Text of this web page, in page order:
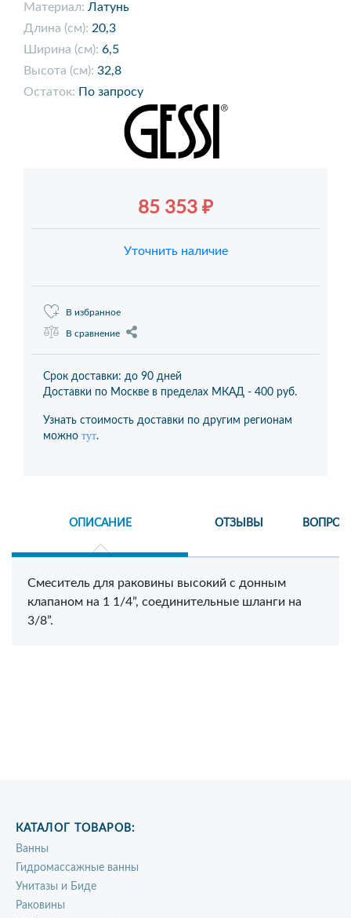
Материал: Латунь
Длина (см): 20,3
Ширина (см): 6,5
Высота (см): 32,8
Остаток: По запросу
85 353 ₽
Уточнить наличие
В избранное
В сравнение
Срок доставки: до 90 дней
Доставки по Москве в пределах МКАД - 400 руб.
Узнать стоимость доставки по другим регионам
можно тут.
ОПИСАНИЕ ОТЗЫВЫ
Смеситель для раковины высокий с донным
клапаном на 1 1/4”, соединительные шланги на
3/8”.
КАТАЛОГ ТОВАРОВ:
Ванны
Гидромассажные ванны
Унитазы и Биде
Раковины